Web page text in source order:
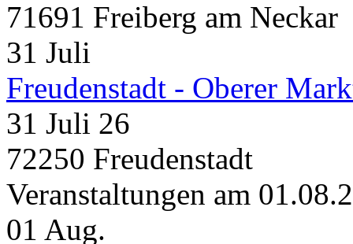
71691 Freiberg am Neckar
31 Juli
Freudenstadt - Oberer
31 Juli 26
72250 Freudenstadt
Veranstaltungen am
01 Aug.